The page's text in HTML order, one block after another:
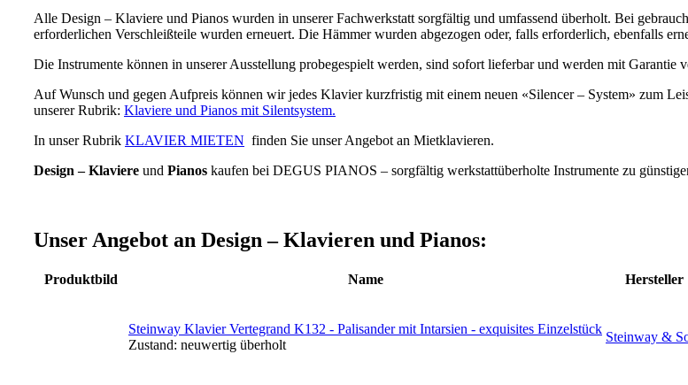
Alle Design – Klaviere und Pianos wurden in unserer Fachwerkstatt sorgfältig und umfassend überholt. Bei
erforderlichen Verschleißteile wurden erneuert. Die Hämmer wurden abgezogen oder, falls erforderlich, ebenfalls
Die Instrumente können in unserer Ausstellung probegespielt werden, sind sofort lieferbar und werden mit Garantie
Auf Wunsch und gegen Aufpreis können wir jedes Klavier kurzfristig mit einem neuen «Silencer – System» zum
unserer Rubrik: Klaviere und Pianos mit Silentsystem.
In unser Rubrik KLAVIER MIETEN finden Sie unser Angebot an Mietklavieren.
Design – Klaviere und Pianos kaufen bei DEGUS PIANOS – sorgfältig werkstattüberholte Instrumente zu
Unser Angebot an Design – Klavieren und Pianos:
Produktbild Name Hersteller
Steinway Klavier Vertegrand K132 - Palisander mit Intarsien - exquisites Einzelstück
Zustand: neuwertig überholt
Steinway &